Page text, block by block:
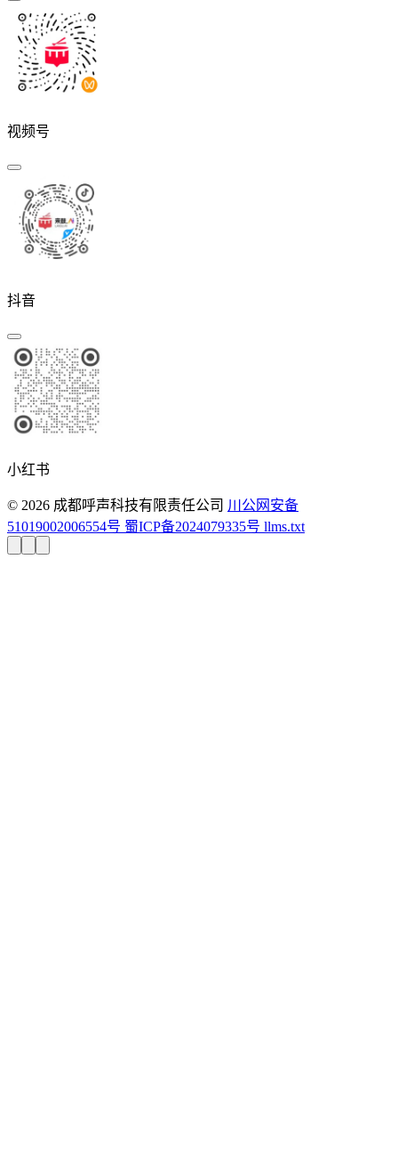
视频号
抖音
小红书
© 2026 成都呼声科技有限责任公司 川公网安备
51019002006554号 蜀ICP备2024079335号 llms.txt